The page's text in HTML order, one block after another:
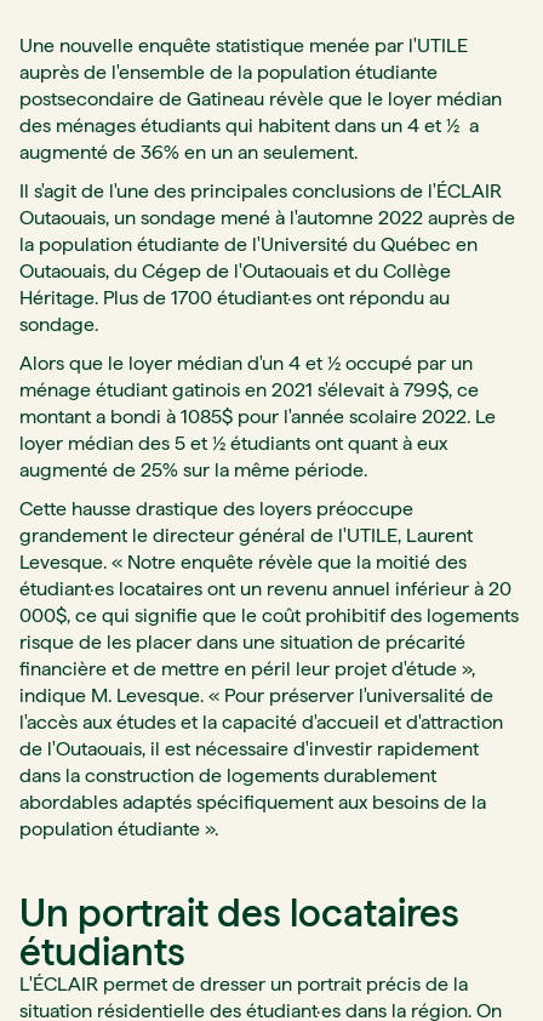
Une nouvelle enquête statistique menée par l'UTILE
auprès de l'ensemble de la population étudiante
postsecondaire de Gatineau révèle que le loyer médian
des ménages étudiants qui habitent dans un 4 et ½ a
augmenté de 36% en un an seulement.
Il s'agit de l'une des principales conclusions de l'ÉCLAIR
Outaouais, un sondage mené à l'automne 2022 auprès de
la population étudiante de l'Université du Québec en
Outaouais, du Cégep de l'Outaouais et du Collège
Héritage. Plus de 1700 étudiant·es ont répondu au
sondage.
Alors que le loyer médian d'un 4 et ½ occupé par un
ménage étudiant gatinois en 2021 s'élevait à 799$, ce
montant a bondi à 1085$ pour l'année scolaire 2022. Le
loyer médian des 5 et ½ étudiants ont quant à eux
augmenté de 25% sur la même période.
Cette hausse drastique des loyers préoccupe
grandement le directeur général de l'UTILE, Laurent
Levesque. « Notre enquête révèle que la moitié des
étudiant·es locataires ont un revenu annuel inférieur à 20
000$, ce qui signifie que le coût prohibitif des logements
risque de les placer dans une situation de précarité
financière et de mettre en péril leur projet d'étude »,
indique M. Levesque. « Pour préserver l'universalité de
l'accès aux études et la capacité d'accueil et d'attraction
de l'Outaouais, il est nécessaire d'investir rapidement
dans la construction de logements durablement
abordables adaptés spécifiquement aux besoins de la
population étudiante ».
Un portrait des locataires
étudiants
L'ÉCLAIR permet de dresser un portrait précis de la
situation résidentielle des étudiant·es dans la région. On